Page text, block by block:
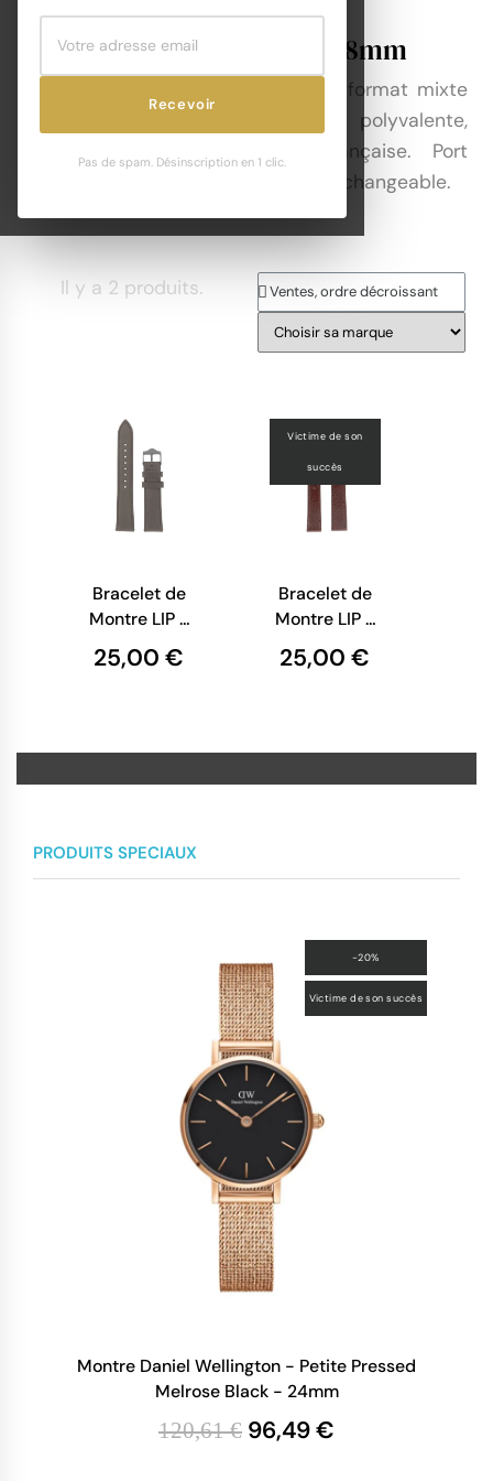
Recevoir
Pas de spam. Désinscription en 1 clic.
Montres LIP Nautic Ski 38mm
est le format mixte
de la collection Nautic Ski — polyvalente,
sportive et typiquement française. Port
confortable, bracelet NATO interchangeable.
Il y a 2 produits.
Bracelet de
Montre LIP -
Cuir Gris
Lisse - 18
25,00 €
Victime de son
succès
Bracelet de
Montre LIP -
Cuir Marron
- 18 mm
25,00 €
PRODUITS SPECIAUX
-20%
Victime de son succès
Montre Daniel Wellington - Petite Pressed
Melrose Black - 24mm
120,61 € 96,49 €